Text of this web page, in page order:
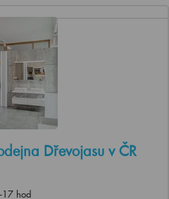
Dřevojasu v ČR
17 hod